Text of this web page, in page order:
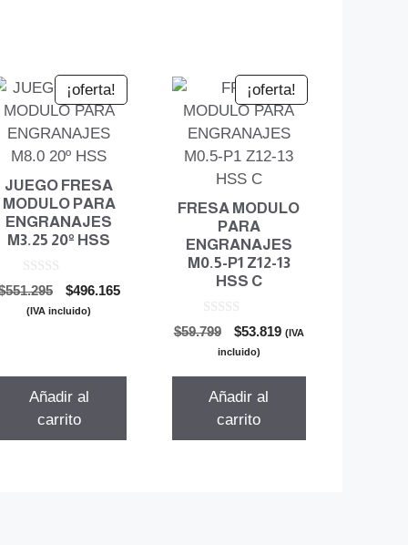
¡oferta!
JUEGO FRESA
MODULO PARA
ENGRANAJES
M3.25 20º HSS
0
d
e
551.295
El
precio
$496.165El
(IVA incluido)
Añadir al
carrito
¡oferta!
FRESA MODULO
PARA
ENGRANAJES
M0.5-P1 Z12-13
HSS C
0
d
$59.799
El
precio
era:
$59.799.
$53.819El(IVA
incluido)
Añadir al
carrito